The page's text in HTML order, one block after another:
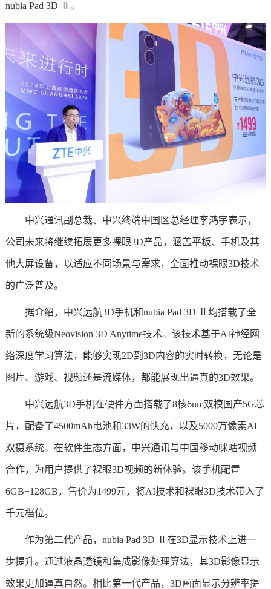
nubia Pad 3D Ⅱ。
中兴通讯副总裁、中兴终端中国区总经理李鸿宇表示，
公司未来将继续拓展更多裸眼3D产品，涵盖平板、手机及其
他大屏设备，以适应不同场景与需求，全面推动裸眼3D技术
的广泛普及。
据介绍，中兴远航3D手机和nubia Pad 3D Ⅱ均搭载了全
新的系统级Neovision 3D Anytime技术。该技术基于AI神经网
络深度学习算法，能够实现2D到3D内容的实时转换，无论是
图片、游戏、视频还是流媒体，都能展现出逼真的3D效果。
中兴远航3D手机在硬件方面搭载了8核6nm双模国产5G芯
片，配备了4500mAh电池和33W的快充，以及5000万像素AI
双摄系统。在软件生态方面，中兴通讯与中国移动咪咕视频
合作，为用户提供了裸眼3D视频的新体验。该手机配置
6GB+128GB，售价为1499元，将AI技术和裸眼3D技术带入了
千元档位。
作为第二代产品，nubia Pad 3D Ⅱ在3D显示技术上进一
步提升。通过液晶透镜和集成影像处理算法，其3D影像显示
效果更加逼真自然。相比第一代产品，3D画面显示分辨率提